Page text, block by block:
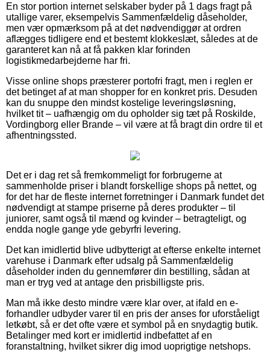
En stor portion internet selskaber byder på 1 dags fragt på
utallige varer, eksempelvis Sammenfældelig dåseholder,
men vær opmærksom på at det nødvendiggør at ordren
aflægges tidligere end et bestemt klokkeslæt, således at de
garanteret kan nå at få pakken klar forinden
logistikmedarbejderne har fri.
Visse online shops præsterer portofri fragt, men i reglen er
det betinget af at man shopper for en konkret pris. Desuden
kan du snuppe den mindst kostelige leveringsløsning,
hvilket tit – uafhængig om du opholder sig tæt på Roskilde,
Vordingborg eller Brande – vil være at få bragt din ordre til et
afhentningssted.
Det er i dag ret så fremkommeligt for forbrugerne at
sammenholde priser i blandt forskellige shops på nettet, og
for det har de fleste internet forretninger i Danmark fundet det
nødvendigt at stampe priserne på deres produkter – til
juniorer, samt også til mænd og kvinder – betragteligt, og
endda nogle gange yde gebyrfri levering.
Det kan imidlertid blive udbytterigt at efterse enkelte internet
varehuse i Danmark efter udsalg på Sammenfældelig
dåseholder inden du gennemfører din bestilling, sådan at
man er tryg ved at antage den prisbilligste pris.
Man må ikke desto mindre være klar over, at ifald en e-
forhandler udbyder varer til en pris der anses for uforståeligt
letkøbt, så er det ofte være et symbol på en snydagtig butik.
Betalinger med kort er imidlertid indbefattet af en
foranstaltning, hvilket sikrer dig imod uoprigtige netshops.